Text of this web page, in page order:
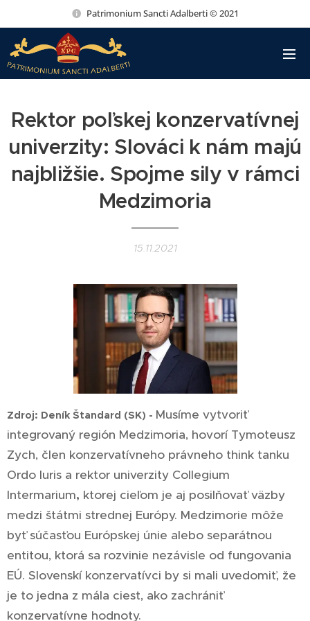
Patrimonium Sancti Adalberti © 2021
Rektor poľskej konzervatívnej
univerzity: Slováci k nám majú
najbližšie. Spojme sily v rámci
Medzimoria
15.11.2021
Zdroj: Deník Štandard (SK) - Musíme vytvoriť
integrovaný región Medzimoria, hovorí Tymoteusz
Zych, člen konzervatívneho právneho think tanku
Ordo Iuris a rektor univerzity Collegium
Intermarium, ktorej cieľom je aj posilňovať väzby
medzi štátmi strednej Európy. Medzimorie môže
byť súčasťou Európskej únie alebo separátnou
entitou, ktorá sa rozvinie nezávisle od fungovania
EÚ. Slovenskí konzervatívci by si mali uvedomiť, že
je to jedna z mála ciest, ako zachrániť
konzervatívne hodnoty.